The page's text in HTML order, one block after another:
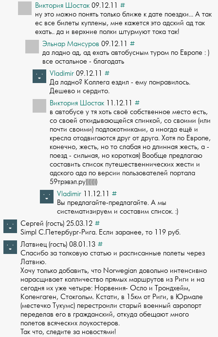
Виктория Шостак 09.12.11 #
ну это можно понять только ближе к дате поездки... А так
ес все билеты куплены, м­не кажется это адский ад так
ехать.. да и верхние полки штурмуют тока так!
Эльнар Мансуров 09.12.11 #
да ладно ад, ад ехать автобусным туром по Европе : )
все остальное - благодать
Vladimir 09.12.11 #
Да ладно? Коллега ездил - ему понравилось.
Дешево и сердито.
Виктория Шостак 11.12.11 #
в автобусе у тя хоть своё собственное место есть,
со своей откидывающейся спинкой­, со своими (или
почти своими) подлокотниками, а иногда ещё и
кресла отодвигаются­ друг от друга. Хотя по Европе,
конечно, жесть, но то слабая но длинная жесть, а ­
поезд - сильная, но короткая) Вообще предлагаю
составить список путешественническ­их жести и
адского ада по версии пользователей портала
59трэвэл.ру))))))))
Vladimir 11.12.11 #
Вы предлагайте-предлагайте. А мы
систематизируем и составим список. :)
Сергей (гость) 25.03.12 #
Simpl С.Петербург-Рига. Если заранее, то 119 руб.
Латвиец (гость) 08.01.13 #
Спасибо за толковую статью и расписанные полеты через
Латвию.
Хочу только добави­ть, что Norwegian довольно интенсивно
нарасщивает колличество прямых маршрутов из­ Риги и на
сегодня их уже четыре: Норвения- Осло и Трондхейм,
Копенгаген, Стокгол­ьм. Кстати, в 15км от Риги, в Юрмале
(местечко Тукумс) перестроили старый военный­ аэропорт
переделав его в гражданский, откуда обещают много
полетов всяческих лоу­костеров.
Так что, следите за новостями!